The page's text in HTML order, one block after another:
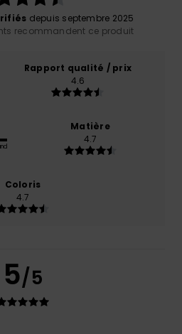
depuis septembre 2025
recommandent ce produit
Rapport qualité / prix
4.6
Matière
4.7
Coloris
4.7
5/5